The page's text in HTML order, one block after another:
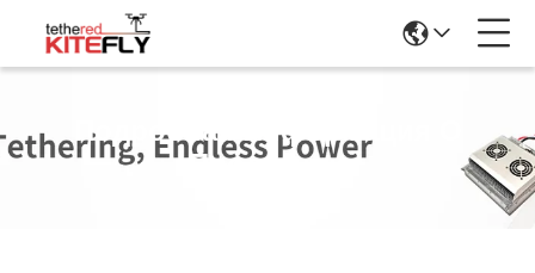
Подробная Информация О
Продукции